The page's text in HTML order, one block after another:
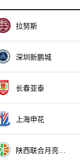
拉努斯
深圳新鹏城
长春亚泰
上海申花
陕西联合月亮泊